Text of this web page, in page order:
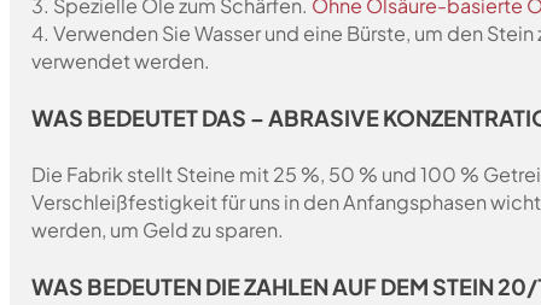
3. Spezielle Öle zum Schärfen. Ohne Ölsäure-basierte
4. Verwenden Sie Wasser und eine Bürste, um den
verwendet werden.
WAS BEDEUTET DAS – ABRASIVE
Die Fabrik stellt Steine mit 25 %, 50 % und 100 %
Verschleißfestigkeit für uns in den Anfangsphasen
werden, um Geld zu sparen.
WAS BEDEUTEN DIE ZAHLEN AUF DEM STEIN